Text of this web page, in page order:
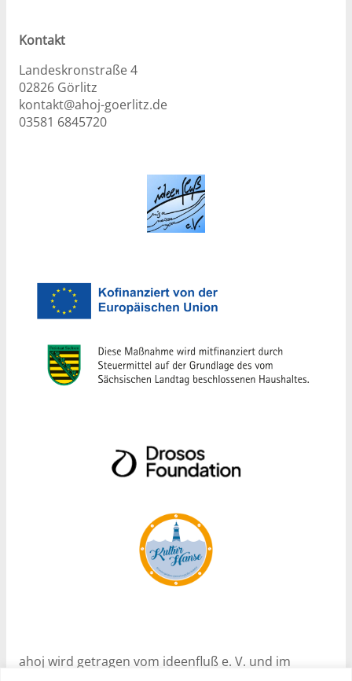
Kontakt
Landeskronstraße 4
02826 Görlitz
kontakt@ahoj-goerlitz.de
03581 6845720
ahoj wird getragen vom ideenfluß e. V. und im